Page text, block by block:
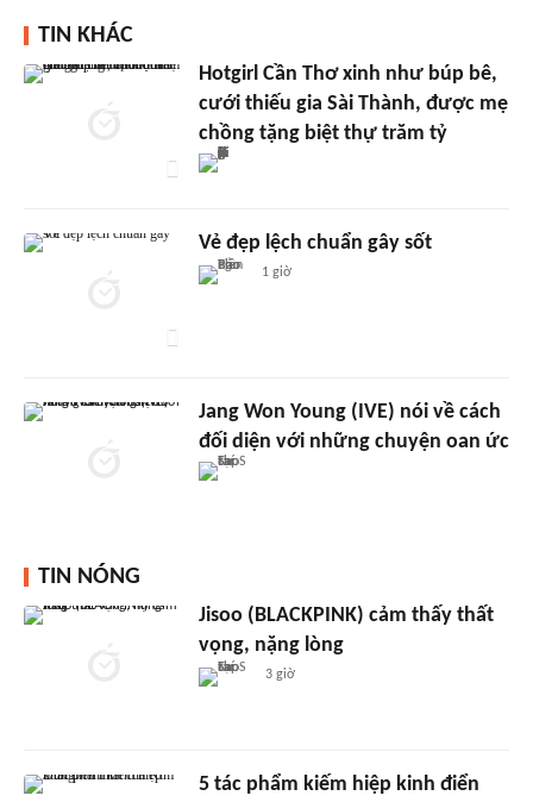
TIN KHÁC
Hotgirl Cần Thơ xinh như búp bê,
cưới thiếu gia Sài Thành, được mẹ
chồng tặng biệt thự trăm tỷ
Vẻ đẹp lệch chuẩn gây sốt
1 giờ
Jang Won Young (IVE) nói về cách
đối diện với những chuyện oan ức
TIN NÓNG
Jisoo (BLACKPINK) cảm thấy thất
vọng, nặng lòng
3 giờ
5 tác phẩm kiếm hiệp kinh điển